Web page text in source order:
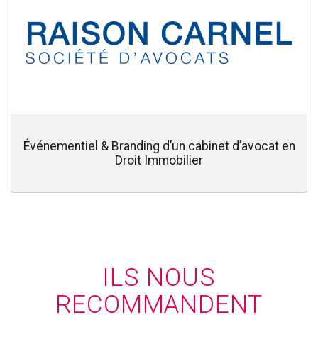
Événementiel & Branding d’un cabinet d’avocat en
Droit Immobilier
ILS NOUS
RECOMMANDENT